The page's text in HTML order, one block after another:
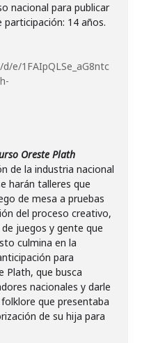
nacional para publicar
14 años.
e/1FAIpQLSe_aG8ntc
Oreste Plath
de la industria nacional
harán talleres que
de mesa a pruebas
del proceso creativo,
juegos y gente que
culmina en la
para
Plath, que busca
nacionales y darle
que presentaba
de su hija para